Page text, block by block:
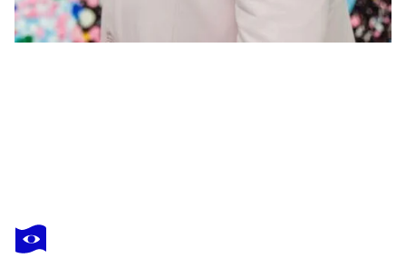
DAMIEN HIRST
Damien Hirst Loyalty H9-7 from The Virtues